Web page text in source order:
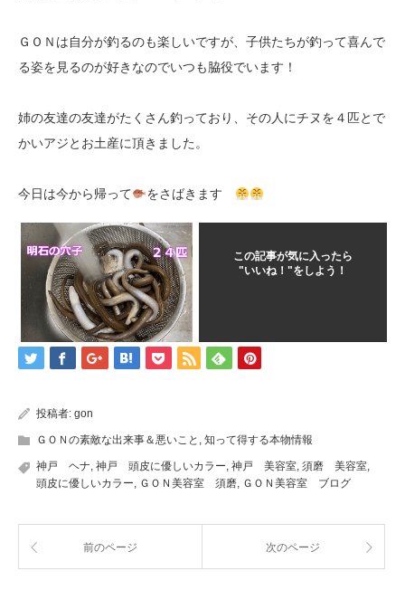
ＧＯＮは自分が釣るのも楽しいですが、子供たちが釣って喜んで
る姿を見るのが好きなのでいつも脇役でいます！
姉の友達の友達がたくさん釣っており、その人にチヌを４匹とで
かいアジとお土産に頂きました。
今日は今から帰って をさばきます
この記事が気に入ったら
"いいね！"をしよう！
投稿者: gon
ＧＯＮの素敵な出来事＆悪いこと , 知って得する本物情報
神戸 ヘナ, 神戸 頭皮に優しいカラー, 神戸 美容室, 須磨 美容室,
頭皮に優しいカラー, ＧＯＮ美容室 須磨, ＧＯＮ美容室 ブログ
前のページ 次のページ